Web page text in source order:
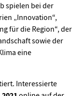
spielen bei der
„Innovation“,
für die Region“, der
sowie der
eine
Interessierte